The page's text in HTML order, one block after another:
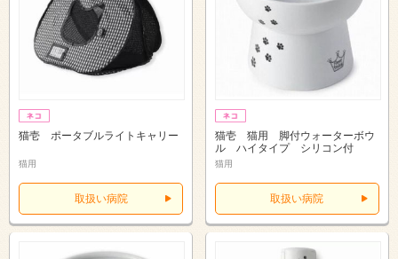
猫壱 ポータブルライトキャリー
猫用
取扱い病院
猫壱 猫用 脚付ウォーターボウ
ル ハイタイプ シリコン付
猫用
取扱い病院